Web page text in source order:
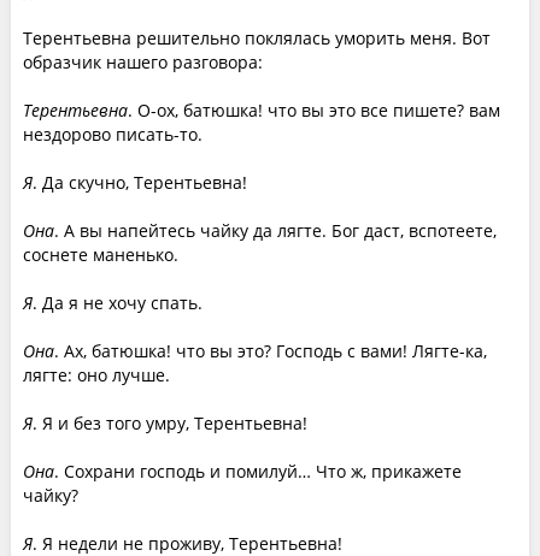
Терентьевна решительно поклялась уморить меня. Вот
образчик нашего разговора:
Терентьевна. О-ох, батюшка! что вы это все пишете? вам
нездорово писать-то.
Я. Да скучно, Терентьевна!
Она. А вы напейтесь чайку да лягте. Бог даст, вспотеете,
соснете маненько.
Я. Да я не хочу спать.
Она. Ах, батюшка! что вы это? Господь с вами! Лягте-ка,
лягте: оно лучше.
Я. Я и без того умру, Терентьевна!
Она. Сохрани господь и помилуй… Что ж, прикажете
чайку?
Я. Я недели не проживу, Терентьевна!